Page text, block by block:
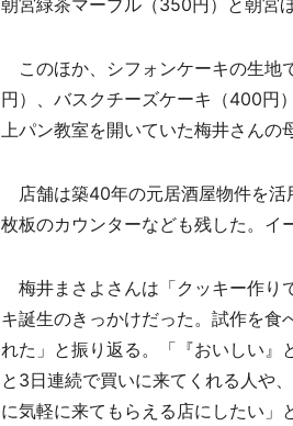
朝宮緑茶マーブル（350円）と朝宮
このほか、シフォンケーキの生地
円）、バスクチーズケーキ（400円
上パン教室を開いていた梅井さんの
店舗は築40年の元居酒屋物件を活
枚板のカウンターなども残した。イ
梅井まさよさんは「クッキー作り
キ誕生のきっかけだった。試作を食
れた」と振り返る。「『おいしい』
と3日連続で買いに来てくれる人や
に気軽に来てもらえる店にしたい」